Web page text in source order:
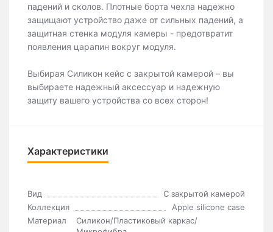
падений и сколов. Плотные борта чехла надежно
защищают устройство даже от сильных падений, а
защитная стенка модуля камеры - предотвратит
появления царапин вокруг модуля.
Выбирая Силикон кейс с закрытой камерой – вы
выбираете надежный аксессуар и надежную
защиту вашего устройства со всех сторон!
Характеристики
Вид
С закрытой камерой
Коллекция
Apple silicone case
Материал
Силикон/Пластиковый каркас/